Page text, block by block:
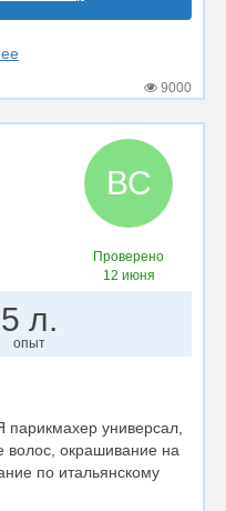
9000
ВС
Проверено
12 июня
5 л.
опыт
универсал,
волос, окрашивание на
по итальянскому